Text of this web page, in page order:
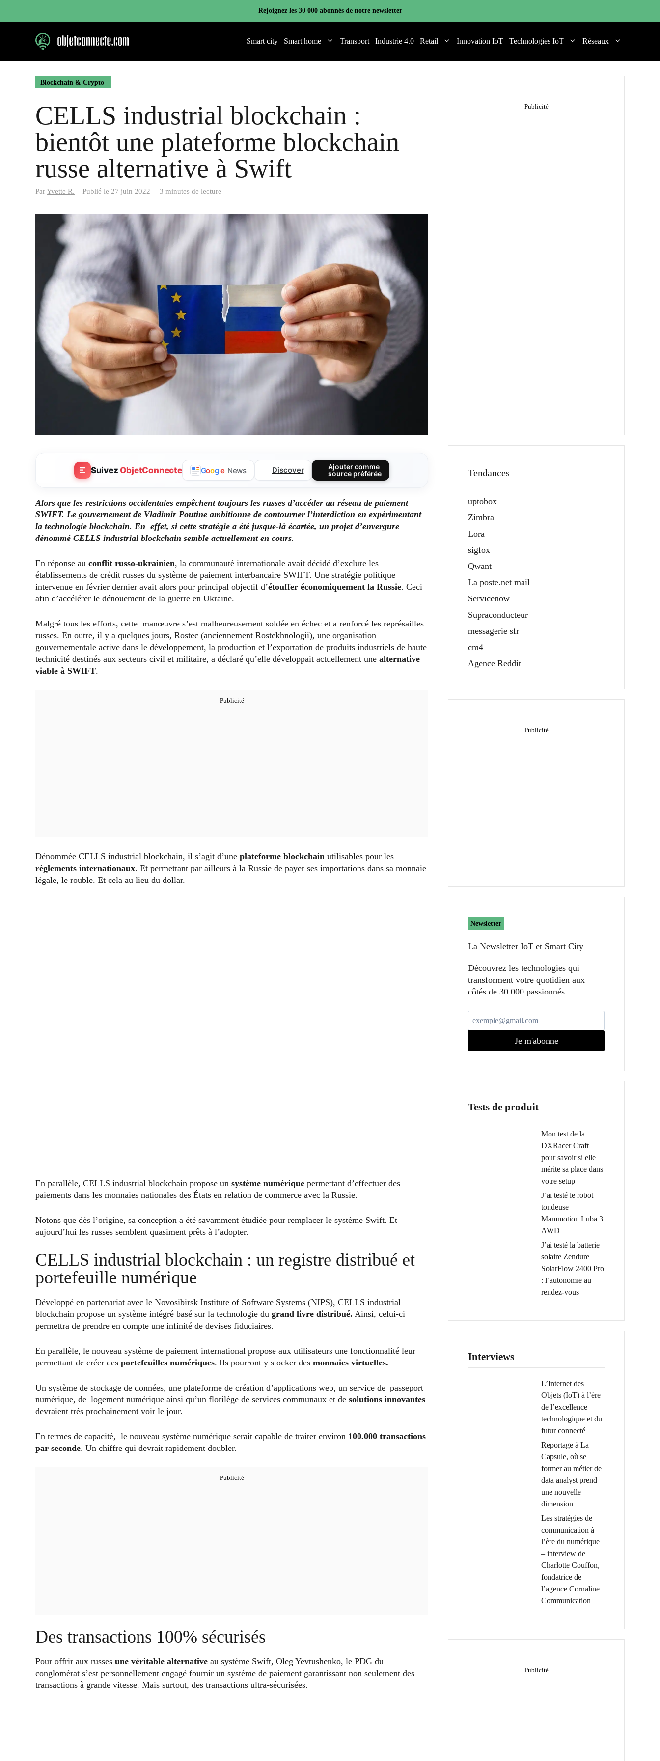
Rejoignez les 30 000 abonnés de notre newsletter
Smart city Smart home Transport Industrie 4.0 Retail Innovation IoT Technologies IoT Réseaux
Blockchain & Crypto
CELLS industrial blockchain :
bientôt une plateforme blockchain
russe alternative à Swift
ParYvette R. Publié le 27 juin 2022 | 3 minutes de lecture
SuivezObjetConnecte Google News Discover
Ajouter comme
source préférée
Alors que les restrictions occidentales empêchent toujours les russes d’accéder au réseau de paiement
SWIFT. Le gouvernement de Vladimir Poutine ambitionne de contourner l’interdiction en expérimentant
la technologie blockchain. En effet, si cette stratégie a été jusque-là écartée, un projet d’envergure
dénommé CELLS industrial blockchain semble actuellement en cours.
En réponse au conflit russo-ukrainien, la communauté internationale avait décidé d’exclure les
établissements de crédit russes du système de paiement interbancaire SWIFT. Une stratégie politique
intervenue en février dernier avait alors pour principal objectif d’étouffer économiquement la Russie. Ceci
afin d’accélérer le dénouement de la guerre en Ukraine.
Malgré tous les efforts, cette manœuvre s’est malheureusement soldée en échec et a renforcé les représailles
russes. En outre, il y a quelques jours, Rostec (anciennement Rostekhnologii), une organisation
gouvernementale active dans le développement, la production et l’exportation de produits industriels de haute
technicité destinés aux secteurs civil et militaire, a déclaré qu’elle développait actuellement une alternative
viable à SWIFT.
Dénommée CELLS industrial blockchain, il s’agit d’une plateforme blockchain utilisables pour les
règlements internationaux. Et permettant par ailleurs à la Russie de payer ses importations dans sa monnaie
légale, le rouble. Et cela au lieu du dollar.
En parallèle, CELLS industrial blockchain propose un système numérique permettant d’effectuer des
paiements dans les monnaies nationales des États en relation de commerce avec la Russie.
Notons que dès l’origine, sa conception a été savamment étudiée pour remplacer le système Swift. Et
aujourd’hui les russes semblent quasiment prêts à l’adopter.
CELLS industrial blockchain : un registre distribué et
portefeuille numérique
Développé en partenariat avec le Novosibirsk Institute of Software Systems (NIPS), CELLS industrial
blockchain propose un système intégré basé sur la technologie du grand livre distribué. Ainsi, celui-ci
permettra de prendre en compte une infinité de devises fiduciaires.
En parallèle, le nouveau système de paiement international propose aux utilisateurs une fonctionnalité leur
permettant de créer des portefeuilles numériques. Ils pourront y stocker des monnaies virtuelles.
Un système de stockage de données, une plateforme de création d’applications web, un service de passeport
numérique, de logement numérique ainsi qu’un florilège de services communaux et de solutions innovantes
devraient très prochainement voir le jour.
En termes de capacité, le nouveau système numérique serait capable de traiter environ 100.000 transactions
par seconde. Un chiffre qui devrait rapidement doubler.
Des transactions 100% sécurisés
Pour offrir aux russes une véritable alternative au système Swift, Oleg Yevtushenko, le PDG du
conglomérat s’est personnellement engagé fournir un système de paiement garantissant non seulement des
transactions à grande vitesse. Mais surtout, des transactions ultra-sécurisées.
Tendances
uptobox
Zimbra
Lora
sigfox
Qwant
La poste.net mail
Servicenow
Supraconducteur
messagerie sfr
cm4
Agence Reddit
Newsletter
La Newsletter IoT et Smart City​
Découvrez les technologies qui
transforment votre quotidien aux
côtés de 30 000 passionnés
Je m'abonne
Tests de produit
Mon test de la
DXRacer Craft
pour savoir si elle
mérite sa place dans
votre setup
J’ai testé le robot
tondeuse
Mammotion Luba 3
AWD
J’ai testé la batterie
solaire Zendure
SolarFlow 2400 Pro
: l’autonomie au
rendez-vous
Interviews
L’Internet des
Objets (IoT) à l’ère
de l’excellence
technologique et du
futur connecté
Reportage à La
Capsule, où se
former au métier de
data analyst prend
une nouvelle
dimension
Les stratégies de
communication à
l’ère du numérique
– interview de
Charlotte Couffon,
fondatrice de
l’agence Cornaline
Communication